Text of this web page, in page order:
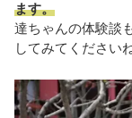
ます。
達ちゃんの体験談
してみてください